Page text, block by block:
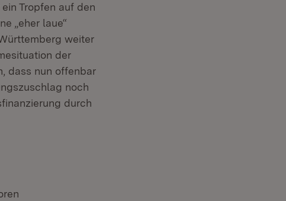
Tropfen auf den
„eher laue“
weiter
der
dass nun offenbar
noch
durch